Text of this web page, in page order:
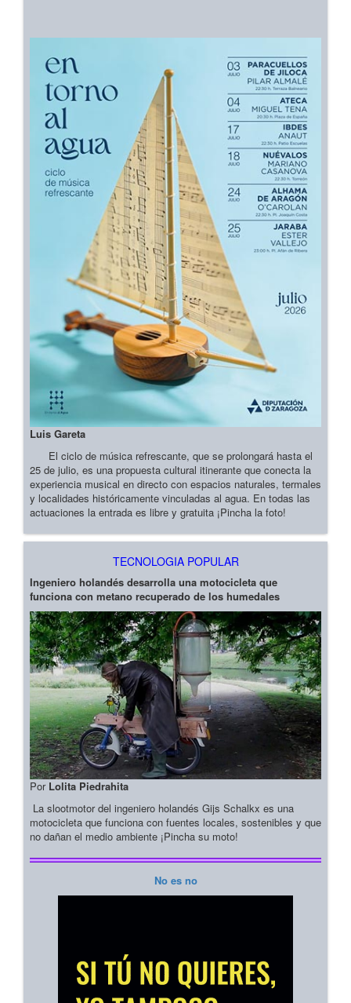
Luis Gareta
El ciclo de música refrescante, que se prolongará hasta el
25 de julio, es una propuesta cultural itinerante que conecta la
experiencia musical en directo con espacios naturales, termales
y localidades históricamente vinculadas al agua. En todas las
actuaciones la entrada es libre y gratuita ¡Pincha la foto!
TECNOLOGIA POPULAR
Ingeniero holandés desarrolla una motocicleta que
funciona con metano recuperado de los humedales
Por Lolita Piedrahita
La slootmotor del ingeniero holandés Gijs Schalkx es una
motocicleta que funciona con fuentes locales, sostenibles y que
no dañan el medio ambiente ¡Pincha su moto!
No es no